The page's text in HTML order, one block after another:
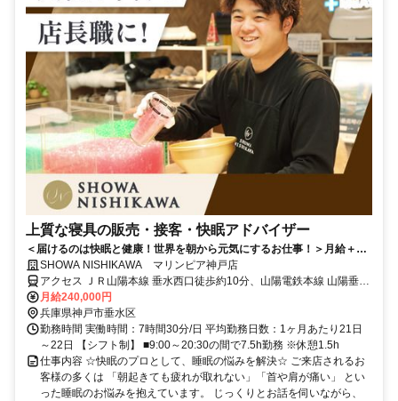
上質な寝具の販売・接客・快眠アドバイザー
＜届けるのは快眠と健康！世界を朝から元気にするお仕事！＞月給＋イ
ンセンも◎ネトフリ無料などユニークな福利厚生も♪
SHOWA NISHIKAWA マリンピア神戸店
アクセス ＪＲ山陽本線 垂水西口徒歩約10分、山陽電鉄本線 山陽垂水
西側改札口徒歩約10分、山陽電鉄本線 霞ヶ丘（兵庫県）徒歩約17分
月給240,000円
兵庫県神戸市垂水区
勤務時間 実働時間：7時間30分/日 平均勤務日数：1ヶ月あたり21日
～22日 【シフト制】 ■9:00～20:30の間で7.5h勤務 ※休憩1.5h
仕事内容 ☆快眠のプロとして、睡眠の悩みを解決☆ ご来店されるお
客様の多くは 「朝起きても疲れが取れない」「首や肩が痛い」 とい
った睡眠のお悩みを抱えています。 じっくりとお話を伺いながら、